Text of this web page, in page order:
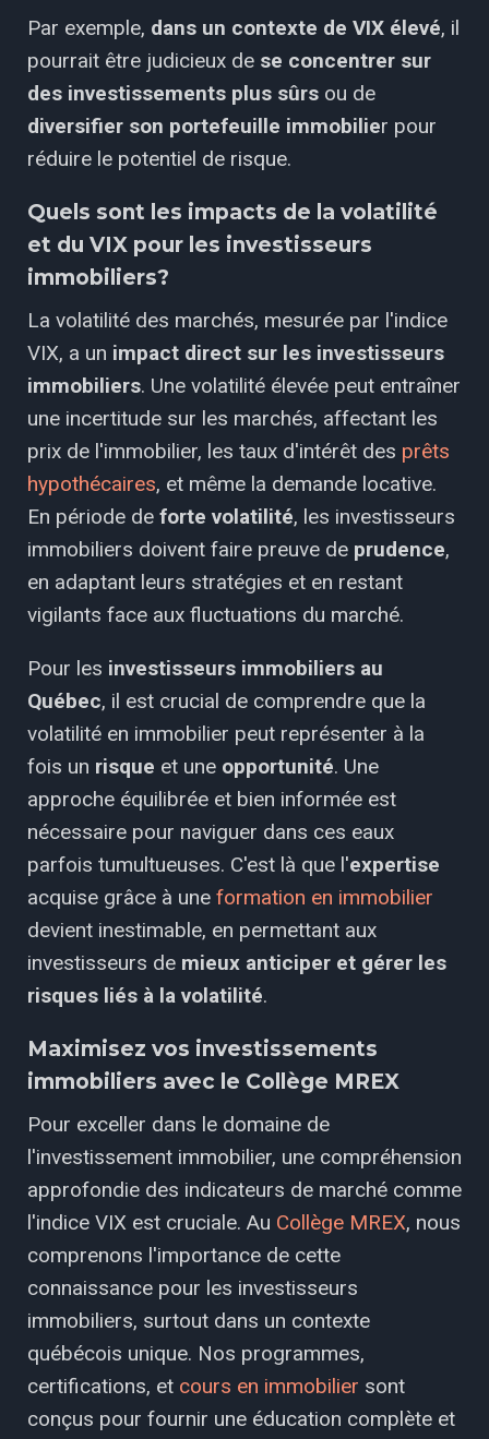
Par exemple, dans un contexte de VIX élevé, il
pourrait être judicieux de se concentrer sur
des investissements plus sûrs ou de
diversifier son portefeuille immobilier pour
réduire le potentiel de risque.
Quels sont les impacts de la volatilité
et du VIX pour les investisseurs
immobiliers?
La volatilité des marchés, mesurée par l'indice
VIX, a un impact direct sur les investisseurs
immobiliers. Une volatilité élevée peut entraîner
une incertitude sur les marchés, affectant les
prix de l'immobilier, les taux d'intérêt des prêts
hypothécaires, et même la demande locative.
En période de forte volatilité, les investisseurs
immobiliers doivent faire preuve de prudence,
en adaptant leurs stratégies et en restant
vigilants face aux fluctuations du marché.
Pour les investisseurs immobiliers au
Québec, il est crucial de comprendre que la
volatilité en immobilier peut représenter à la
fois un risque et une opportunité. Une
approche équilibrée et bien informée est
nécessaire pour naviguer dans ces eaux
parfois tumultueuses. C'est là que l'expertise
acquise grâce à une formation en immobilier
devient inestimable, en permettant aux
investisseurs de mieux anticiper et gérer les
risques liés à la volatilité.
Maximisez vos investissements
immobiliers avec le Collège MREX
Pour exceller dans le domaine de
l'investissement immobilier, une compréhension
approfondie des indicateurs de marché comme
l'indice VIX est cruciale. Au Collège MREX, nous
comprenons l'importance de cette
connaissance pour les investisseurs
immobiliers, surtout dans un contexte
québécois unique. Nos programmes,
certifications, et cours en immobilier sont
conçus pour fournir une éducation complète et